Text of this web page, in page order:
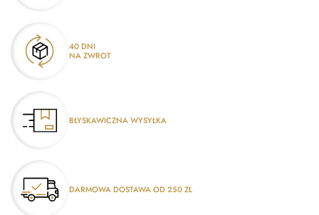
40 DNI
NA ZWROT
BŁYSKAWICZNA WYSYŁKA
DARMOWA DOSTAWA OD 250 ZŁ